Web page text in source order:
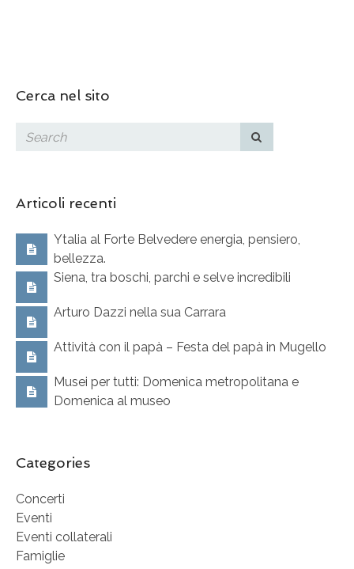
Cerca nel sito
Articoli recenti
Ytalia al Forte Belvedere energia, pensiero,
bellezza.
Siena, tra boschi, parchi e selve incredibili
Arturo Dazzi nella sua Carrara
Attività con il papà – Festa del papà in Mugello
Musei per tutti: Domenica metropolitana e
Domenica al museo
Categories
Concerti
Eventi
Eventi collaterali
Famiglie